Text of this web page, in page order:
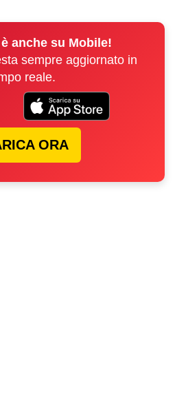
anche su Mobile!
sempre aggiornato in
reale.
ORA